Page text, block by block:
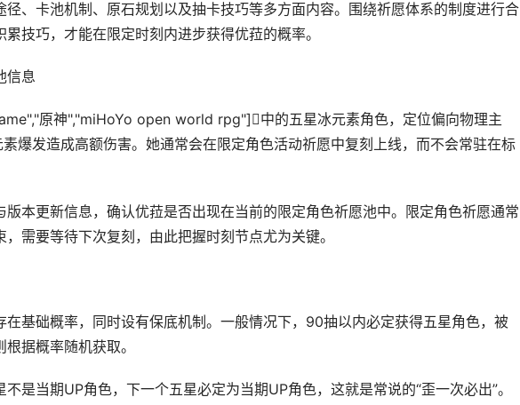
、卡池机制、原石规划以及抽卡技巧等多方面内容。围绕祈愿体系的制度进行合
技巧，才能在限定时刻内进步获得优菈的概率。
信息
原神","miHoYo open world rpg"]中的五星冰元素角色，定位偏向物理主
爆发造成高额伤害。她通常会在限定角色活动祈愿中复刻上线，而不会常驻在标
本更新信息，确认优菈是否出现在当前的限定角色祈愿池中。限定角色祈愿通常
需要等待下次复刻，由此把握时刻节点尤为关键。
在基础概率，同时设有保底机制。一般情况下，90抽以内必定获得五星角色，被
据概率随机获取。
是当期UP角色，下一个五星必定为当期UP角色，这就是常说的“歪一次必出”。